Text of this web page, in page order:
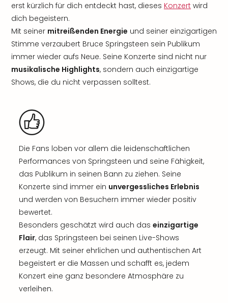
erst kürzlich für dich entdeckt hast, dieses Konzert wird
dich begeistern.
Mit seiner mitreißenden Energie und seiner einzigartigen
Stimme verzaubert Bruce Springsteen sein Publikum
immer wieder aufs Neue. Seine Konzerte sind nicht nur
musikalische Highlights, sondern auch einzigartige
Shows, die du nicht verpassen solltest.
Die Fans loben vor allem die leidenschaftlichen
Performances von Springsteen und seine Fähigkeit,
das Publikum in seinen Bann zu ziehen. Seine
Konzerte sind immer ein unvergessliches Erlebnis
und werden von Besuchern immer wieder positiv
bewertet.
Besonders geschätzt wird auch das einzigartige
Flair, das Springsteen bei seinen Live-Shows
erzeugt. Mit seiner ehrlichen und authentischen Art
begeistert er die Massen und schafft es, jedem
Konzert eine ganz besondere Atmosphäre zu
verleihen.